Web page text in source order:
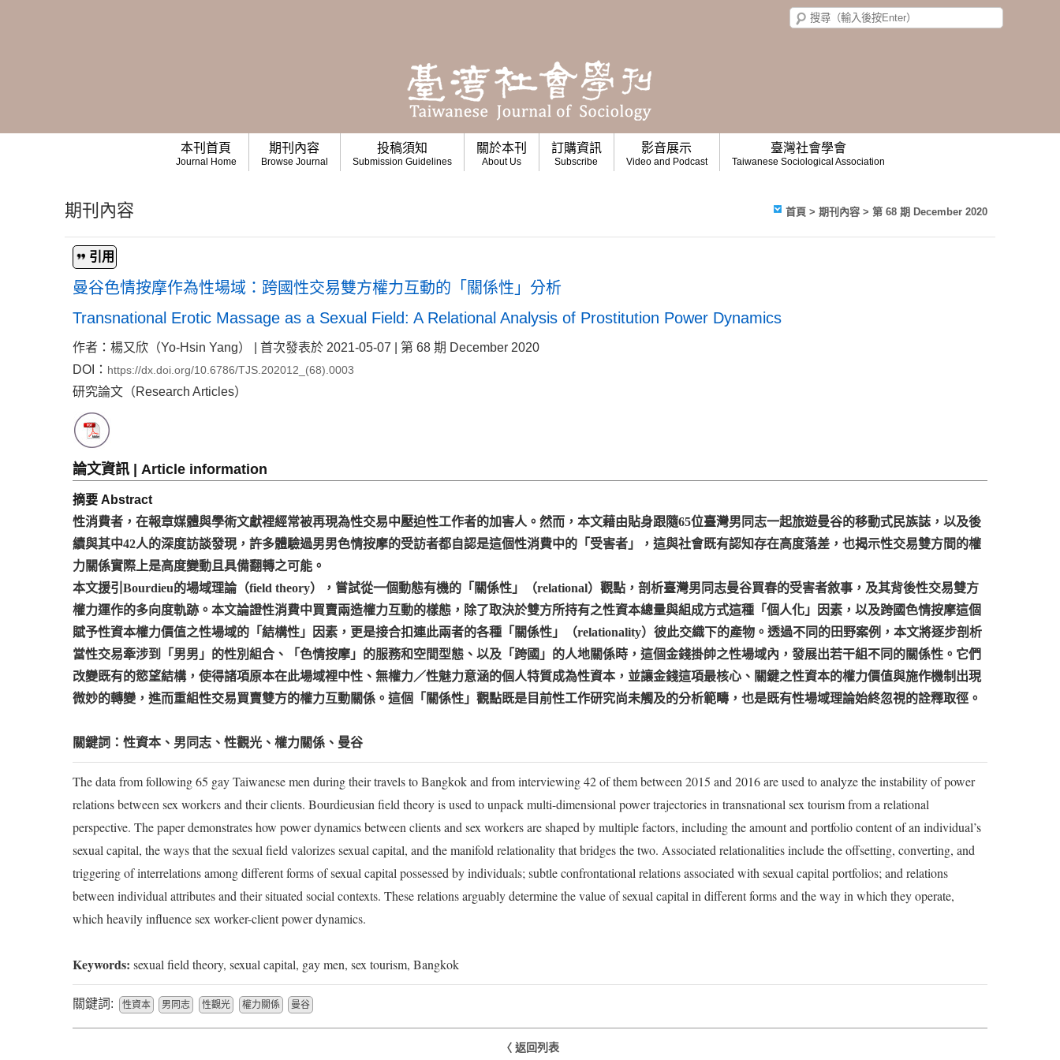
本刊首頁
Journal Home
期刊內容
Browse Journal
投稿須知
Submission Guidelines
關於本刊
About Us
訂購資訊
Subscribe
影音展示
Video and Podcast
臺灣社會學會
Taiwanese Sociological Association
期刊內容 首頁 > 期刊內容 > 第 68 期 December 2020
引用
曼谷色情按摩作為性場域：跨國性交易雙方權力互動的「關係性」分析
Transnational Erotic Massage as a Sexual Field: A Relational Analysis of Prostitution Power Dynamics
作者：楊又欣（Yo-Hsin Yang） | 首次發表於 2021-05-07 | 第 68 期 December 2020
DOI： https://dx.doi.org/10.6786/TJS.202012_(68).0003
研究論文（Research Articles）
論文資訊 | Article information
摘要 Abstract
性消費者，在報章媒體與學術文獻裡經常被再現為性交易中壓迫性工作者的加害人。然而，本文藉由貼身跟隨65位臺灣男同志一起旅遊曼谷的移動式民族誌，以及後
續與其中42人的深度訪談發現，許多體驗過男男色情按摩的受訪者都自認是這個性消費中的「受害者」，這與社會既有認知存在高度落差，也揭示性交易雙方間的權
力關係實際上是高度變動且具備翻轉之可能。
本文援引Bourdieu的場域理論（field theory），嘗試從一個動態有機的「關係性」（relational）觀點，剖析臺灣男同志曼谷買春的受害者敘事，及其背後性交易雙方
權力運作的多向度軌跡。本文論證性消費中買賣兩造權力互動的樣態，除了取決於雙方所持有之性資本總量與組成方式這種「個人化」因素，以及跨國色情按摩這個
賦予性資本權力價值之性場域的「結構性」因素，更是接合扣連此兩者的各種「關係性」（relationality）彼此交織下的產物。透過不同的田野案例，本文將逐步剖析
當性交易牽涉到「男男」的性別組合、「色情按摩」的服務和空間型態、以及「跨國」的人地關係時，這個金錢掛帥之性場域內，發展出若干組不同的關係性。它們
改變既有的慾望結構，使得諸項原本在此場域裡中性、無權力／性魅力意涵的個人特質成為性資本，並讓金錢這項最核心、關鍵之性資本的權力價值與施作機制出現
微妙的轉變，進而重組性交易買賣雙方的權力互動關係。這個「關係性」觀點既是目前性工作研究尚未觸及的分析範疇，也是既有性場域理論始終忽視的詮釋取徑。
關鍵詞：性資本、男同志、性觀光、權力關係、曼谷
The data from following 65 gay Taiwanese men during their travels to Bangkok and from interviewing 42 of them between 2015 and 2016 are used to analyze the instability of power
relations between sex workers and their clients. Bourdieusian field theory is used to unpack multi-dimensional power trajectories in transnational sex tourism from a relational
perspective. The paper demonstrates how power dynamics between clients and sex workers are shaped by multiple factors, including the amount and portfolio content of an individual’s
sexual capital, the ways that the sexual field valorizes sexual capital, and the manifold relationality that bridges the two. Associated relationalities include the offsetting, converting, and
triggering of interrelations among different forms of sexual capital possessed by individuals; subtle confrontational relations associated with sexual capital portfolios; and relations
between individual attributes and their situated social contexts. These relations arguably determine the value of sexual capital in different forms and the way in which they operate,
which heavily influence sex worker-client power dynamics.
Keywords: sexual field theory, sexual capital, gay men, sex tourism, Bangkok
關鍵詞: 性資本 男同志 性觀光 權力關係 曼谷
〈 返回列表